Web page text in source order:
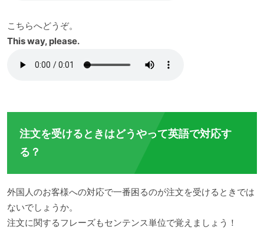
こちらへどうぞ。
This way, please.
注文を受けるときはどうやって英語で対応す
る？
外国人のお客様への対応で一番困るのが注文を受けるときでは
ないでしょうか。
注文に関するフレーズもセンテンス単位で覚えましょう！